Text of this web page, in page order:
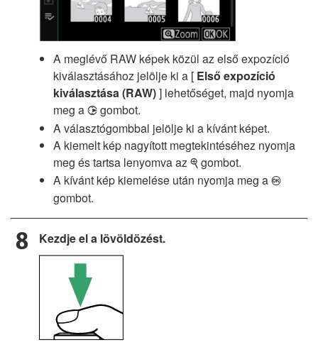
A meglévő RAW képek közül az első expozíció
kiválasztásához jelölje ki a [ Első expozíció
kiválasztása (RAW)] lehetőséget, majd nyomja
meg a 2 gombot.
A választógombbal jelölje ki a kívánt képet.
A kiemelt kép nagyított megtekintéséhez nyomja
meg és tartsa lenyomva az X gombot.
A kívánt kép kiemelése után nyomja meg a J
gombot.
Kezdje el a lövöldözést.